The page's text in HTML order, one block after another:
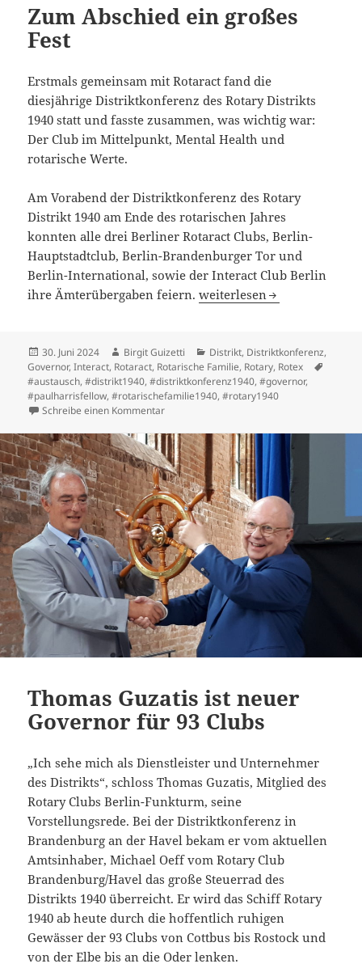
Zum Abschied ein großes
Fest
Erstmals gemeinsam mit Rotaract fand die
diesjährige Distriktkonferenz des Rotary Distrikts
1940 statt und fasste zusammen, was wichtig war:
Der Club im Mittelpunkt, Mental Health und
rotarische Werte.
Am Vorabend der Distriktkonferenz des Rotary
Distrikt 1940 am Ende des rotarischen Jahres
konnten alle drei Berliner Rotaract Clubs, Berlin-
Hauptstadtclub, Berlin-Brandenburger Tor und
Berlin-International, sowie der Interact Club Berlin
ihre Ämterübergaben feiern.Zum Abschied ein großes
weiterlesen
Veröffentlicht
am
30. Juni 2024 Autor
Birgit Guizetti Kategorien
Distrikt, Distriktkonferenz,
Governor,Interact, Rotaract, Rotarische Familie, Rotary, Rotex
#austausch,#distrikt1940,#distriktkonferenz1940,#governor,
#paulharrisfellow,#rotarischefamilie1940,#rotary1940
Schreibe einen Kommentarzu Zum Abschied ein großes Fest
Thomas Guzatis ist neuer
Governor für 93 Clubs
„Ich sehe mich als Dienstleister und Unternehmer
des Distrikts“, schloss Thomas Guzatis, Mitglied des
Rotary Clubs Berlin-Funkturm, seine
Vorstellungsrede. Bei der Distriktkonferenz in
Brandenburg an der Havel bekam er vom aktuellen
Amtsinhaber, Michael Oeff vom Rotary Club
Brandenburg/Havel das große Steuerrad des
Distrikts 1940 überreicht. Er wird das Schiff Rotary
1940 ab heute durch die hoffentlich ruhigen
Gewässer der 93 Clubs von Cottbus bis Rostock und
von der Elbe bis an die Oder lenken.